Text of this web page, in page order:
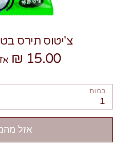
צ'יטוס תירס
15.00 ₪
כמות
1
אזל